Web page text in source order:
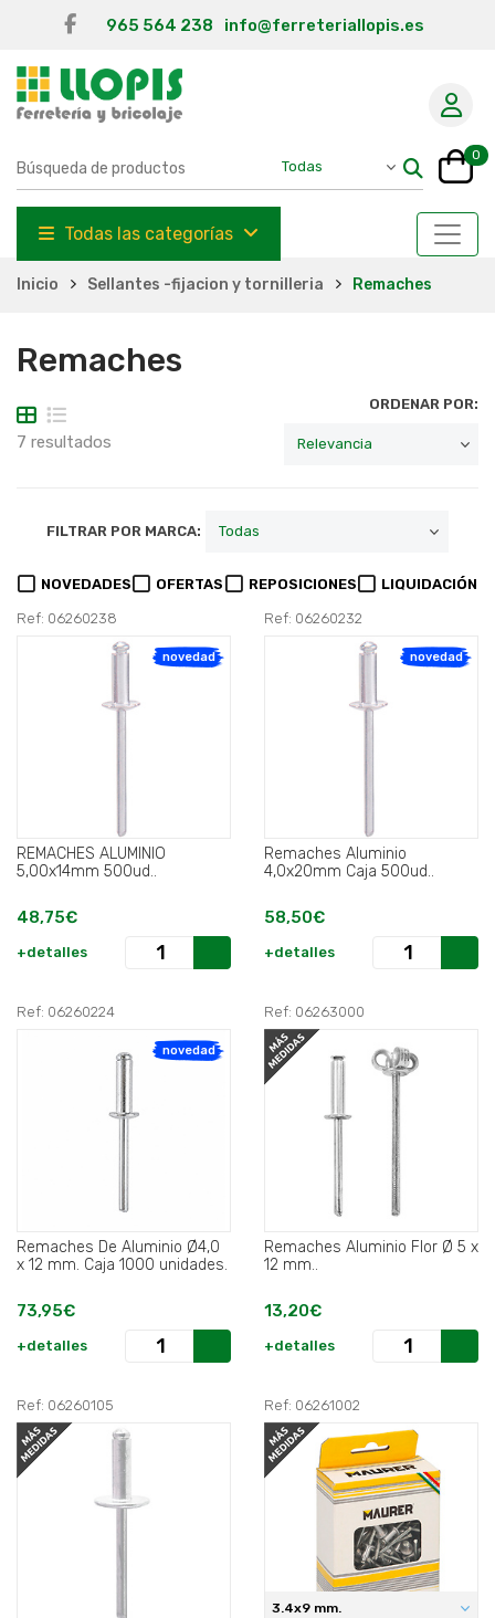
965 564 238 info@ferreteriallopis.es
0
Todas las categorías
Inicio Sellantes -fijacion y tornilleria Remaches
Remaches
7 resultados
ORDENAR POR:
FILTRAR POR MARCA:
NOVEDADES OFERTAS REPOSICIONES LIQUIDACIÓN
Ref: 06260238
novedad
REMACHES ALUMINIO
5,00x14mm 500ud..
48,75€
+detalles
Ref: 06260232
novedad
Remaches Aluminio
4,0x20mm Caja 500ud..
58,50€
+detalles
Ref: 06260224
novedad
Remaches De Aluminio Ø4,0
x 12 mm. Caja 1000 unidades.
73,95€
+detalles
Ref: 06263000
Remaches Aluminio Flor Ø 5 x
12 mm..
13,20€
+detalles
Ref: 06260105 Ref: 06261002
3.4x9 mm.